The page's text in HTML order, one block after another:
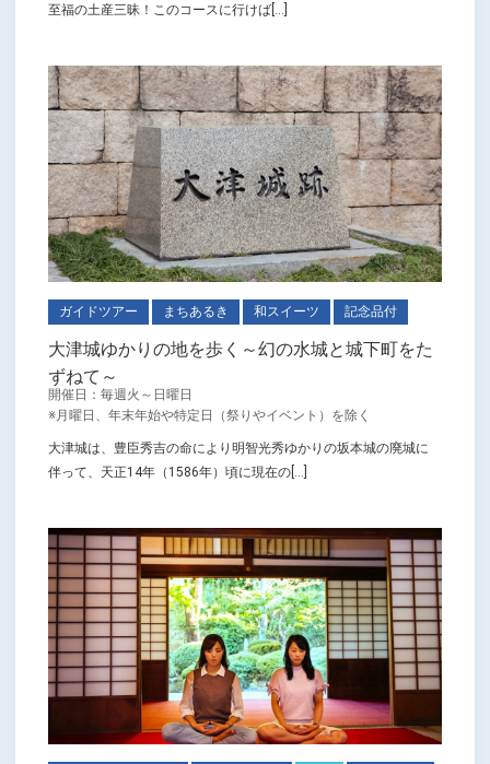
至福の土産三昧！このコースに行けば[...]
ガイドツアー まちあるき 和スイーツ 記念品付
大津城ゆかりの地を歩く～幻の水城と城下町をた
ずねて～
開催日：毎週火～日曜日
※月曜日、年末年始や特定日（祭りやイベント）を除く
大津城は、豊臣秀吉の命により明智光秀ゆかりの坂本城の廃城に
伴って、天正14年（1586年）頃に現在の[...]